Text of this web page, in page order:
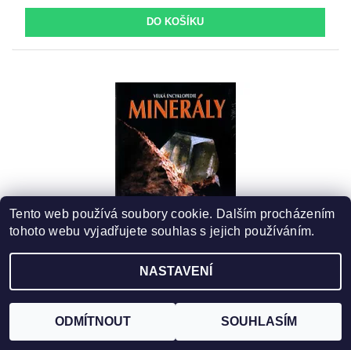
MINERÁLY - VELKÁ ENCYKLOPEDIE
999 Kč bez DPH
999 Kč
Tento web používá soubory cookie. Dalším procházením
tohoto webu vyjadřujete souhlas s jejich používáním.
NASTAVENÍ
ODMÍTNOUT SOUHLASÍM